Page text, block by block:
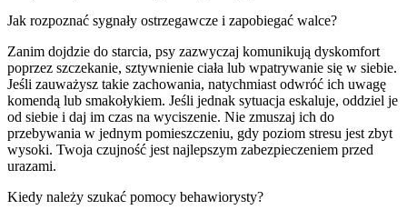
Jak rozpoznać sygnały ostrzegawcze i zapobiegać walce?
Zanim dojdzie do starcia, psy zazwyczaj komunikują dyskomfort
poprzez szczekanie, sztywnienie ciała lub wpatrywanie się w siebie.
Jeśli zauważysz takie zachowania, natychmiast odwróć ich uwagę
komendą lub smakołykiem. Jeśli jednak sytuacja eskaluje, oddziel je
od siebie i daj im czas na wyciszenie. Nie zmuszaj ich do
przebywania w jednym pomieszczeniu, gdy poziom stresu jest zbyt
wysoki. Twoja czujność jest najlepszym zabezpieczeniem przed
urazami.
Kiedy należy szukać pomocy behawiorysty?